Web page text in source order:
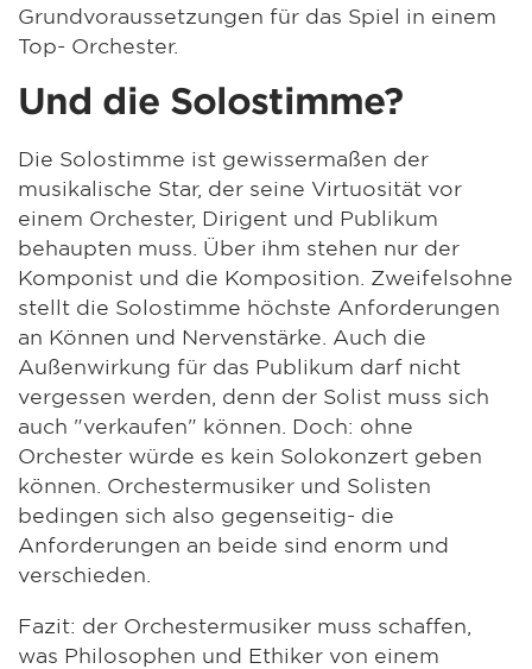
Grundvoraussetzungen für das Spiel in einem
Top- Orchester.
Und die Solostimme?
Die Solostimme ist gewissermaßen der
musikalische Star, der seine Virtuosität vor
einem Orchester, Dirigent und Publikum
behaupten muss. Über ihm stehen nur der
Komponist und die Komposition. Zweifelsohne
stellt die Solostimme höchste Anforderungen
an Können und Nervenstärke. Auch die
Außenwirkung für das Publikum darf nicht
vergessen werden, denn der Solist muss sich
auch "verkaufen" können. Doch: ohne
Orchester würde es kein Solokonzert geben
können. Orchestermusiker und Solisten
bedingen sich also gegenseitig- die
Anforderungen an beide sind enorm und
verschieden.
Fazit: der Orchestermusiker muss schaffen,
was Philosophen und Ethiker von einem